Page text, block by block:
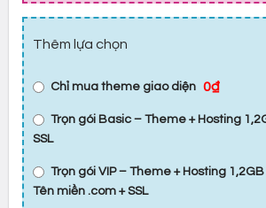
Thêm lựa chọn
Chỉ mua theme giao diện 0₫
Trọn gói Basic – Theme + Hosting
SSL
Trọn gói VIP – Theme + Hosting 1,2GB
Tên miền .com + SSL